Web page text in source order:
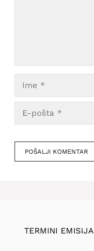
pošta
mesto
TERMINI EMISIJA